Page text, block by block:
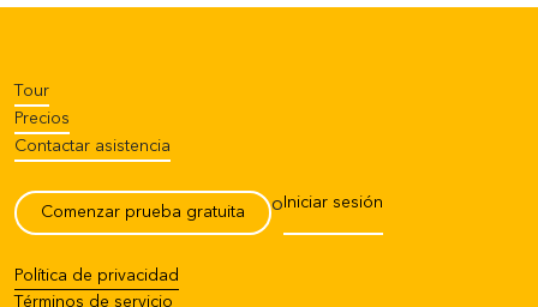
Tour
Precios
Contactar asistencia
Comenzar prueba gratuita o Iniciar sesión
Política de privacidad
Términos de servicio